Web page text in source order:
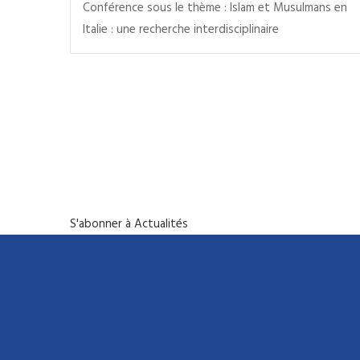
Conférence sous le thème : Islam et Musulmans en
Italie : une recherche interdisciplinaire
S'abonner à Actualités